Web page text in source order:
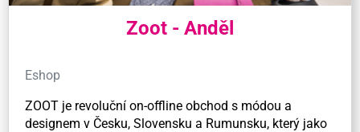
Zoot - Anděl
Eshop
ZOOT je revoluční on-offline obchod s módou a
designem v Česku, Slovensku a Rumunsku, který jako